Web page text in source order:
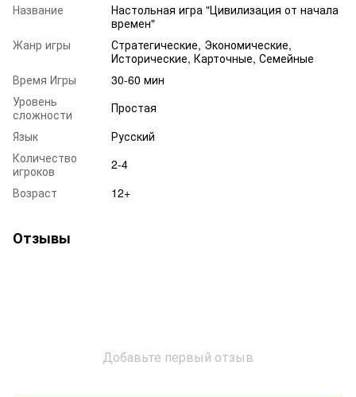
Название
Настольная игра "Цивилизация от начала
времен"
Жанр игры
Стратегические, Экономические,
Исторические, Карточные, Семейные
Время Игры
30-60 мин
Уровень
сложности
Простая
Язык
Русский
Количество
игроков
2-4
Возраст
12+
Отзывы
Добавьте первый отзыв